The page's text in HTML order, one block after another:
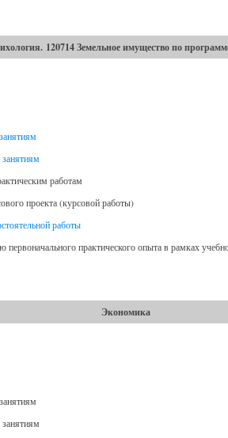
120714 Земельное имущество по
работам
проекта (курсовой работы)
работы
практического опыта в рамках
Экономика